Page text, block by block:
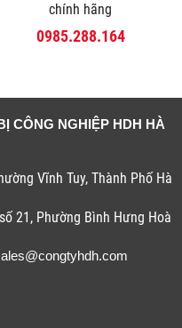
chính hãng
0985.288.164
CÔNG NGHIỆP HDH HÀ
Vĩnh Tuy, Thành Phố Hà
21, Phường Bình Hưng Hoà